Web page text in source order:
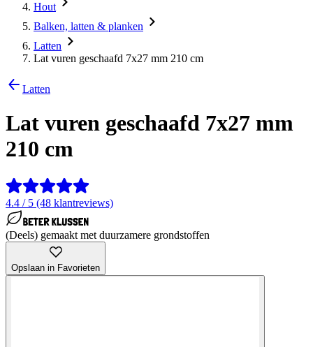
Hout
Balken, latten & planken
Latten
Lat vuren geschaafd 7x27 mm 210 cm
Latten
Lat vuren geschaafd 7x27 mm
210 cm
4.4 / 5 (48 klantreviews)
(Deels) gemaakt met duurzamere grondstoffen
Opslaan in Favorieten